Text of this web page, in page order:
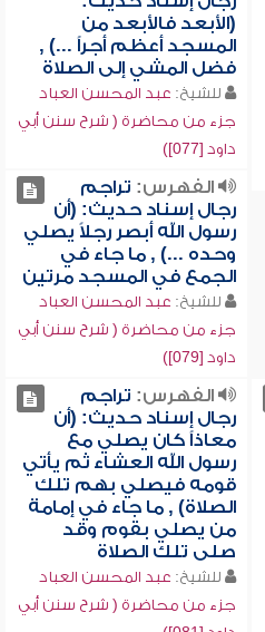
(الأبعد فالأبعد من
المسجد أعظم أجراً ...) ,
فضل المشي إلى الصلاة
للشيخ: عبد المحسن العباد
جزء من محاضرة ( شرح سنن أبي
داود [077])
الفهرس: تراجم
رجال إسناد حديث: (أن
رسول الله أبصر رجلاً يصلي
وحده ...) , ما جاء في
الجمع في المسجد مرتين
للشيخ: عبد المحسن العباد
جزء من محاضرة ( شرح سنن أبي
داود [079])
الفهرس: تراجم
رجال إسناد حديث: (أن
معاذاً كان يصلي مع
رسول الله العشاء ثم يأتي
قومه فيصلي بهم تلك
الصلاة) , ما جاء في إمامة
من يصلي بقوم وقد
صلى تلك الصلاة
للشيخ: عبد المحسن العباد
جزء من محاضرة ( شرح سنن أبي